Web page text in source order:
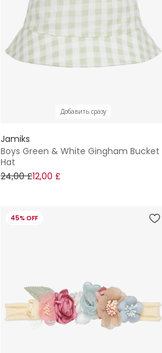
Добавить сразу
Jamiks
Boys Green & White Gingham Bucket
Hat
24,00 £12,00 £
45% OFF